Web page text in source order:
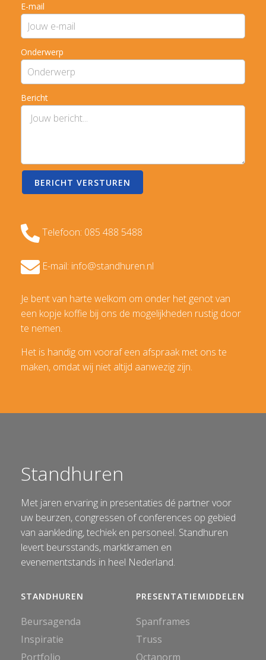
E-mail
Onderwerp
Bericht
Telefoon: 085 488 5488
E-mail: info@standhuren.nl
Je bent van harte welkom om onder het genot van
een kopje koffie bij ons de mogelijkheden rustig door
te nemen.
Het is handig om vooraf een afspraak met ons te
maken, omdat wij niet altijd aanwezig zijn.
Standhuren
Met jaren ervaring in presentaties dé partner voor
uw beurzen, congressen of conferences op gebied
van aankleding, techiek en personeel. Standhuren
levert beursstands, marktkramen en
evenementstands in heel Nederland.
STANDHUREN
Beursagenda
Inspiratie
Portfolio
PRESENTATIEMIDDELEN
Spanframes
Truss
Octanorm